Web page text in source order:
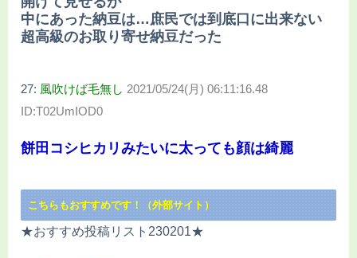
中にあった納豆は…庶民では到底口に出来ない
超高級のお取り寄せ納豆だった
27: 風吹けば毛無し 2021/05/24(月) 06:11:16.48
ID:T02UmIOD0
餅田コシヒカリみたいに太っても顔は綺麗
こちらもおすすめです！（外部サイト）
★おすすめ投稿リスト230201★